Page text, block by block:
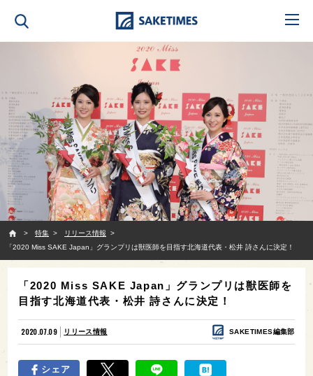
特集
リリース情報
「2020 Miss SAKE Japan」グランプリは獣医師を目指す北海道代表・松井 詩さんに決定！
「2020 Miss SAKE Japan」グランプリは獣医師を
目指す北海道代表・松井 詩さんに決定！
2020.07.09 リリース情報 SAKETIMES編集部
シェア